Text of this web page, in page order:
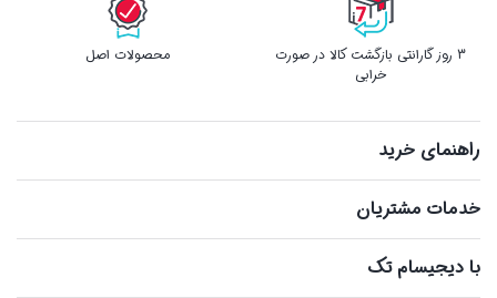
3 روز گارانتی بازگشت کالا در صورت
خرابی
محصولات اصل
راهنمای خرید
خدمات مشتریان
با دیجیسام تک